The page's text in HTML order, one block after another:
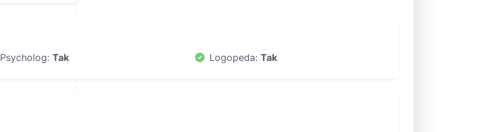
Psycholog:Tak Logopeda: Tak